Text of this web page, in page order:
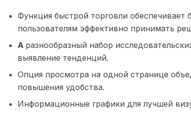
Функция быстрой торговли
пользователям эффективно принимать
A разнообразный набор
выявление тенденций.
Опция просмотра на одной странице
повышения удобства.
Информационные графики для лучшей